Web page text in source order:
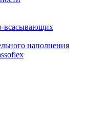
всасывающих
наполнения